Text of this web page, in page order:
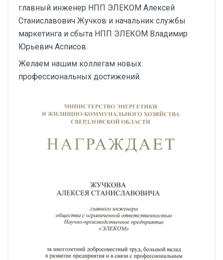
главный инженер НПП ЭЛЕКОМ Алексей
Станиславович Жучков и начальник службы
маркетинга и сбыта НПП ЭЛЕКОМ Владимир
Юрьевич Асписов.
Желаем нашим коллегам новых
профессиональных достижений.